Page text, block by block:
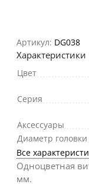
Артикул: DG038
Характеристики
Цвет
Серия
Аксессуары
Диаметр головки
Все
Одноцветная
мм.